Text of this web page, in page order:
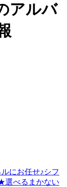
アルバ
にお任せ♪シフ
選べるまかない